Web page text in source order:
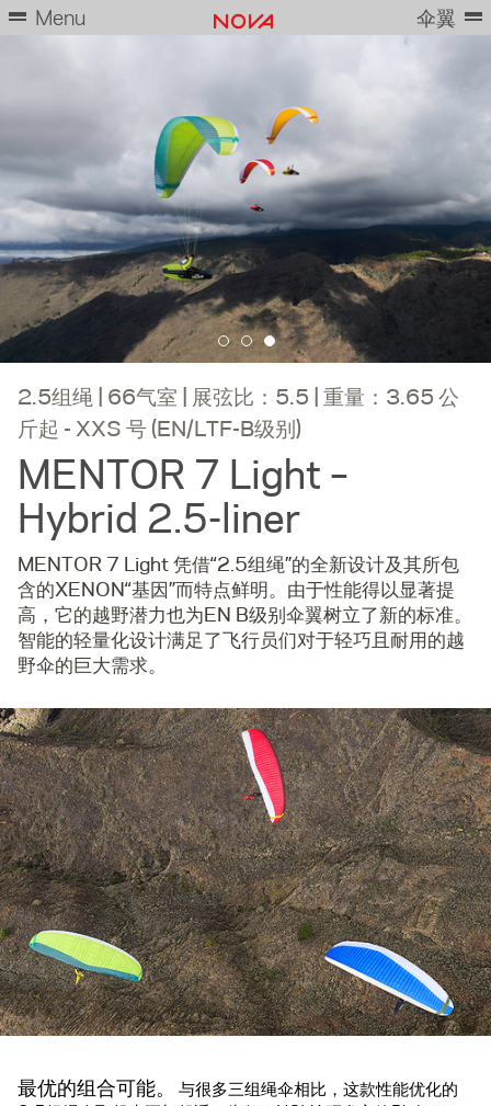
Menu 伞翼
2.5组绳 | 66气室 | 展弦比：5.5 | 重量：3.65 公
斤起 - XXS 号 (EN/LTF-B级别)
MENTOR 7 Light –
Hybrid 2.5-liner
MENTOR 7 Light 凭借“2.5组绳”的全新设计及其所包
含的XENON“基因”而特点鲜明。由于性能得以显著提
高，它的越野潜力也为EN B级别伞翼树立了新的标准。
智能的轻量化设计满足了飞行员们对于轻巧且耐用的越
野伞的巨大需求。
最优的组合可能。
与很多三组绳伞相比，这款性能优化的